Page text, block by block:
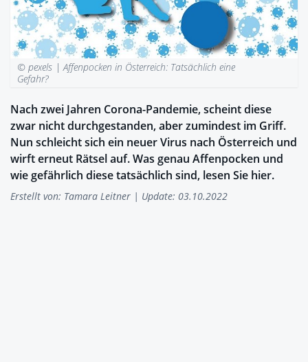
© pexels |Affenpocken in Österreich: Tatsächlich eine
Gefahr?
Nach zwei Jahren Corona-Pandemie, scheint diese
zwar nicht durchgestanden, aber zumindest im Griff.
Nun schleicht sich ein neuer Virus nach Österreich und
wirft erneut Rätsel auf. Was genau Affenpocken und
wie gefährlich diese tatsächlich sind, lesen Sie hier.
Erstellt von: Tamara Leitner | Update: 03.10.2022